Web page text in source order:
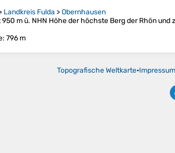
Landkreis Fulda >Obernhausen
950 m ü. NHN Höhe der höchste Berg der Rhön
: 796 m
Topografische Weltkarte•Impressum